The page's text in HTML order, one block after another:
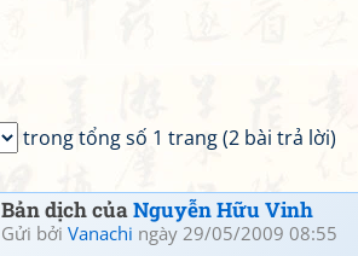
trong tổng số 1 trang (2 bài trả lời)
Bản dịch củaNguyễn Hữu Vinh
Gửi bởi Vanachi ngày 29/05/2009 08:55